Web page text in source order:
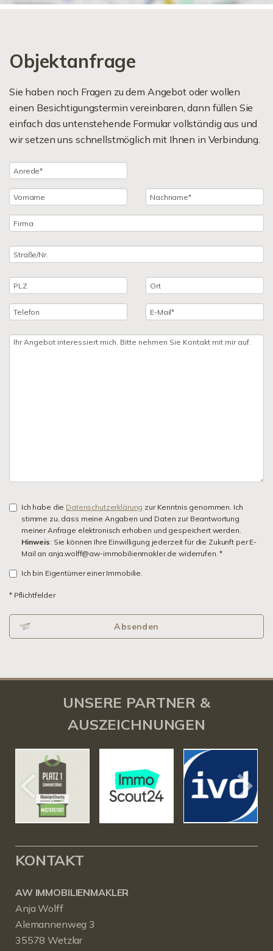
Objektanfrage
Sie haben noch Fragen zu dem Angebot oder wollen
einen Besichtigungstermin vereinbaren, dann füllen Sie
einfach das untenstehende Formular vollständig aus und
wir setzen uns schnellstmöglich mit Ihnen in Verbindung.
Ich habe die Datenschutzerklärung zur Kenntnis genommen. Ich
stimme zu, dass meine Angaben und Daten zur Beantwortung
meiner Anfrage elektronisch erhoben und gespeichert werden.
Hinweis: Sie können Ihre Einwilligung jederzeit für die Zukunft per E-
Mail an anja.wolff@aw-immobilienmakler.de widerrufen. *
Ich bin Eigentümer einer Immobilie.
* Pflichtfelder
Absenden
UNSERE PARTNER &
AUSZEICHNUNGEN
KONTAKT
AW IMMOBILIENMAKLER
Anja Wolff
Alemannenweg 3
35578 Wetzlar